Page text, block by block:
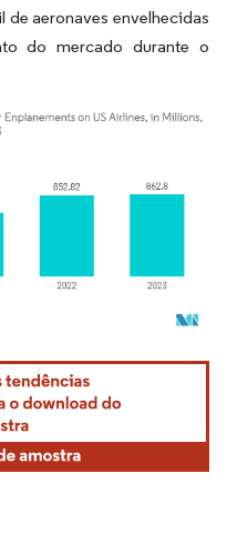
de aeronaves envelhecidas
do mercado durante o
atribuição conforme CC BY 4.0.